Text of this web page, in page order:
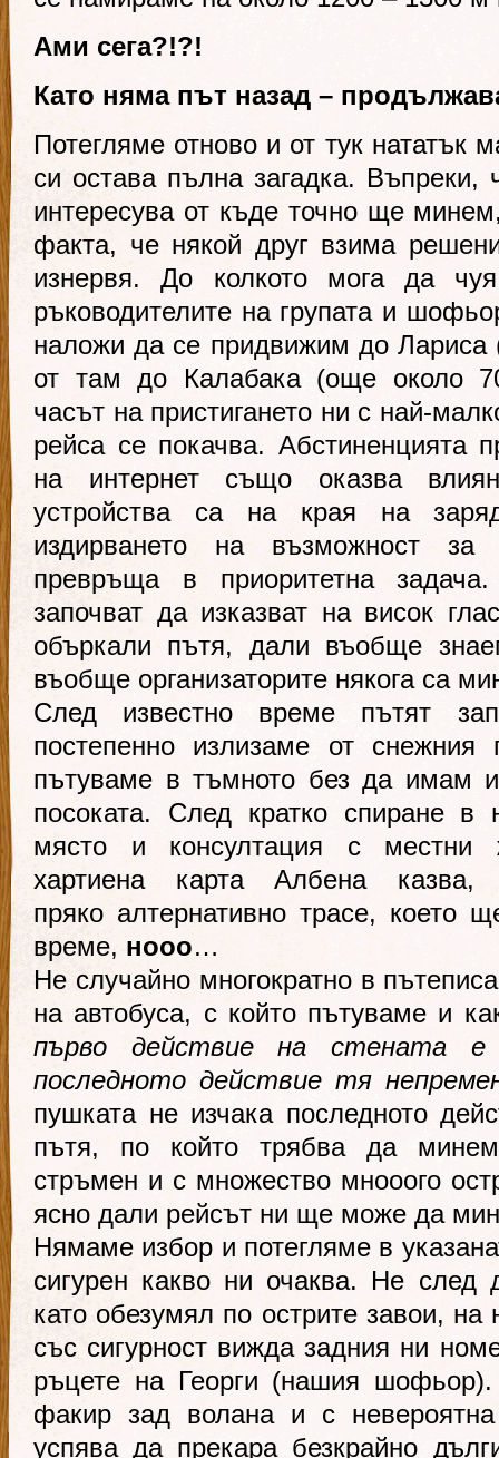
Ами сега?!?!
Като няма път назад –
Потегляме отново и от тук нататък
си остава пълна загадка.
интересува от къде точно ще
факта, че някой друг взима
изнервя. До колкото мога да
ръководителите на групата и
наложи да се придвижим до Лариса
от там до Калабака (още около
часът на пристигането ни с най-
рейса се покачва. Абстиненцията
на интернет също оказва
устройства са на края на
издирването на възможност за
превръща в приоритетна
започват да изказват на висок
объркали пътя, дали въобще
въобще организаторите някога са
След известно време пътят
постепенно излизаме от
пътуваме в тъмното без да имам и
посоката. След кратко спиране в
място и консултация с местни
хартиена карта Албена
пряко алтернативно трасе, което
време, нооо…
Не случайно многократно в
на автобуса, с който пътуваме и
първо действие на стената
последното действие тя
пушката не изчака последното
пътя, по който трябва да
стръмен и с множество мнооого
ясно дали рейсът ни ще може да
Нямаме избор и потегляме в
сигурен какво ни очаква. Не след
като обезумял по острите завои,
със сигурност вижда задния ни
ръцете на Георги (нашия шофьор).
факир зад волана и с
успява да прекара безкрайно